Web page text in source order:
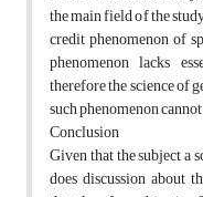
the main field of the
credit phenomenon of
phenomenon lacks
therefore the science of
such phenomenon
Conclusion
Given that the subject a
does discussion about